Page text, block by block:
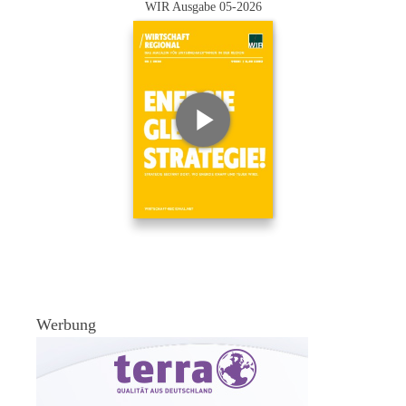
WIR Ausgabe 05-2026
Werbung